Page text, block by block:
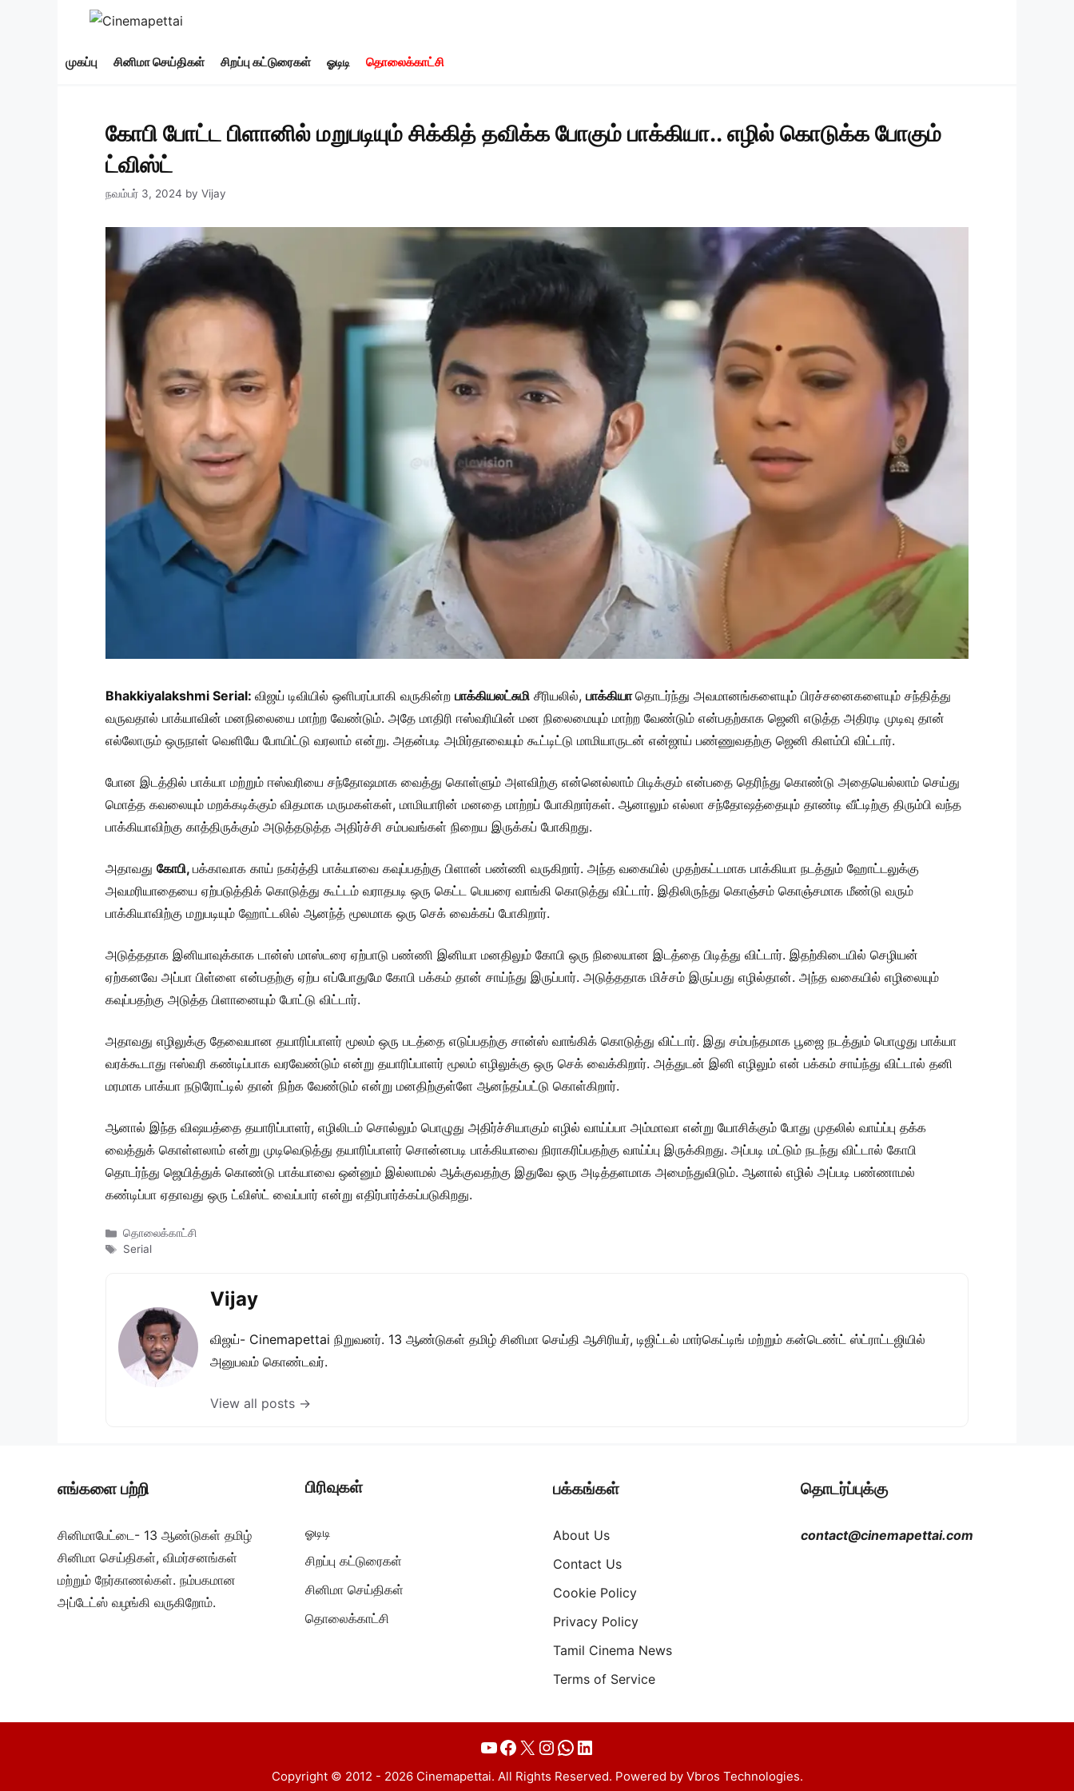
முகப்பு சினிமா செய்திகள் சிறப்பு கட்டுரைகள் ஓடிடி தொலைக்காட்சி
கோபி போட்ட பிளானில் மறுபடியும் சிக்கித் தவிக்க போகும் பாக்கியா.. எழில் கொடுக்க போகும்
ட்விஸ்ட்
நவம்பர் 3, 2024 by Vijay
Bhakkiyalakshmi Serial: விஜய் டிவியில் ஒளிபரப்பாகி வருகின்ற பாக்கியலட்சுமி சீரியலில், பாக்கியாதொடர்ந்து அவமானங்களையும் பிரச்சனைகளையும் சந்தித்து
வருவதால் பாக்யாவின் மனநிலையை மாற்ற வேண்டும். அதே மாதிரி ஈஸ்வரியின் மன நிலைமையும் மாற்ற வேண்டும் என்பதற்காக ஜெனி எடுத்த அதிரடி முடிவு தான்
எல்லோரும் ஒருநாள் வெளியே போயிட்டு வரலாம் என்று. அதன்படி அமிர்தாவையும் கூட்டிட்டு மாமியாருடன் என்ஜாய் பண்ணுவதற்கு ஜெனி கிளம்பி விட்டார்.
போன இடத்தில் பாக்யா மற்றும் ஈஸ்வரியை சந்தோஷமாக வைத்து கொள்ளும் அளவிற்கு என்னெல்லாம் பிடிக்கும் என்பதை தெரிந்து கொண்டு அதையெல்லாம் செய்து
மொத்த கவலையும் மறக்கடிக்கும் விதமாக மருமகள்கள், மாமியாரின் மனதை மாற்றப் போகிறார்கள். ஆனாலும் எல்லா சந்தோஷத்தையும் தாண்டி வீட்டிற்கு திரும்பி வந்த
பாக்கியாவிற்கு காத்திருக்கும் அடுத்தடுத்த அதிர்ச்சி சம்பவங்கள் நிறைய இருக்கப் போகிறது.
அதாவது கோபி, பக்காவாக காய் நகர்த்தி பாக்யாவை கவுப்பதற்கு பிளான் பண்ணி வருகிறார். அந்த வகையில் முதற்கட்டமாக பாக்கியா நடத்தும் ஹோட்டலுக்கு
அவமரியாதையை ஏற்படுத்திக் கொடுத்து கூட்டம் வராதபடி ஒரு கெட்ட பெயரை வாங்கி கொடுத்து விட்டார். இதிலிருந்து கொஞ்சம் கொஞ்சமாக மீண்டு வரும்
பாக்கியாவிற்கு மறுபடியும் ஹோட்டலில் ஆனந்த் மூலமாக ஒரு செக் வைக்கப் போகிறார்.
அடுத்ததாக இனியாவுக்காக டான்ஸ் மாஸ்டரை ஏற்பாடு பண்ணி இனியா மனதிலும் கோபி ஒரு நிலையான இடத்தை பிடித்து விட்டார். இதற்கிடையில் செழியன்
ஏற்கனவே அப்பா பிள்ளை என்பதற்கு ஏற்ப எப்போதுமே கோபி பக்கம் தான் சாய்ந்து இருப்பார். அடுத்ததாக மிச்சம் இருப்பது எழில்தான். அந்த வகையில் எழிலையும்
கவுப்பதற்கு அடுத்த பிளானையும் போட்டு விட்டார்.
அதாவது எழிலுக்கு தேவையான தயாரிப்பாளர் மூலம் ஒரு படத்தை எடுப்பதற்கு சான்ஸ் வாங்கிக் கொடுத்து விட்டார். இது சம்பந்தமாக பூஜை நடத்தும் பொழுது பாக்யா
வரக்கூடாது ஈஸ்வரி கண்டிப்பாக வரவேண்டும் என்று தயாரிப்பாளர் மூலம் எழிலுக்கு ஒரு செக் வைக்கிறார். அத்துடன் இனி எழிலும் என் பக்கம் சாய்ந்து விட்டால் தனி
மரமாக பாக்யா நடுரோட்டில் தான் நிற்க வேண்டும் என்று மனதிற்குள்ளே ஆனந்தப்பட்டு கொள்கிறார்.
ஆனால் இந்த விஷயத்தை தயாரிப்பாளர், எழிலிடம் சொல்லும் பொழுது அதிர்ச்சியாகும் எழில் வாய்ப்பா அம்மாவா என்று யோசிக்கும் போது முதலில் வாய்ப்பு தக்க
வைத்துக் கொள்ளலாம் என்று முடிவெடுத்து தயாரிப்பாளர் சொன்னபடி பாக்கியாவை நிராகரிப்பதற்கு வாய்ப்பு இருக்கிறது. அப்படி மட்டும் நடந்து விட்டால் கோபி
தொடர்ந்து ஜெயித்துக் கொண்டு பாக்யாவை ஒன்னும் இல்லாமல் ஆக்குவதற்கு இதுவே ஒரு அடித்தளமாக அமைந்துவிடும். ஆனால் எழில் அப்படி பண்ணாமல்
கண்டிப்பா ஏதாவது ஒரு ட்விஸ்ட் வைப்பார் என்று எதிர்பார்க்கப்படுகிறது.
Categories
தொலைக்காட்சி
Tags
Serial
Vijay
விஜய்- Cinemapettai நிறுவனர். 13 ஆண்டுகள் தமிழ் சினிமா செய்தி ஆசிரியர், டிஜிட்டல் மார்கெட்டிங் மற்றும் கன்டெண்ட் ஸ்ட்ராட்டஜியில்
அனுபவம் கொண்டவர்.
View all posts →
எங்களை பற்றி
சினிமாபேட்டை- 13 ஆண்டுகள் தமிழ்
சினிமா செய்திகள், விமர்சனங்கள்
மற்றும் நேர்காணல்கள். நம்பகமான
அப்டேட்ஸ் வழங்கி வருகிறோம்.
பிரிவுகள்
ஓடிடி
சிறப்பு கட்டுரைகள்
சினிமா செய்திகள்
தொலைக்காட்சி
பக்கங்கள்
About Us
Contact Us
Cookie Policy
Privacy Policy
Tamil Cinema News
Terms of Service
தொடர்ப்புக்கு
contact@cinemapettai.com
YouTube
Facebook
X Instagram
WhatsApp
LinkedIn
Copyright © 2012 - 2026 Cinemapettai. All Rights Reserved. Powered by Vbros Technologies.